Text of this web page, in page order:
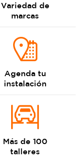
Variedad de
marcas
Agenda tu
instalación
Más de 100
talleres